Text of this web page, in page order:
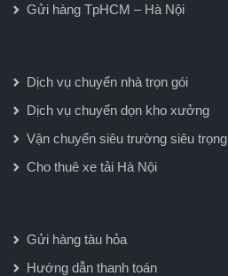
Gửi hàng TpHCM – Hà Nội
Dịch vụ chuyển nhà trọn gói
Dịch vụ chuyển dọn kho xưởng
Vận chuyển siêu trường siêu trọng
Cho thuê xe tải Hà Nội
Gửi hàng tàu hỏa
Hướng dẫn thanh toán